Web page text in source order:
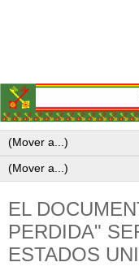
EL
PERDIDA"
ESTADOS